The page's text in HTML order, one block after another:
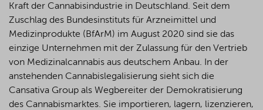
Kraft der Cannabisindustrie in Deutschland. Seit dem
Zuschlag des Bundesinstituts für Arzneimittel und
Medizinprodukte (BfArM) im August 2020 sind sie das
einzige Unternehmen mit der Zulassung für den Vertrieb
von Medizinalcannabis aus deutschem Anbau. In der
anstehenden Cannabislegalisierung sieht sich die
Cansativa Group als Wegbereiter der Demokratisierung
des Cannabismarktes. Sie importieren, lagern, lizenzieren,